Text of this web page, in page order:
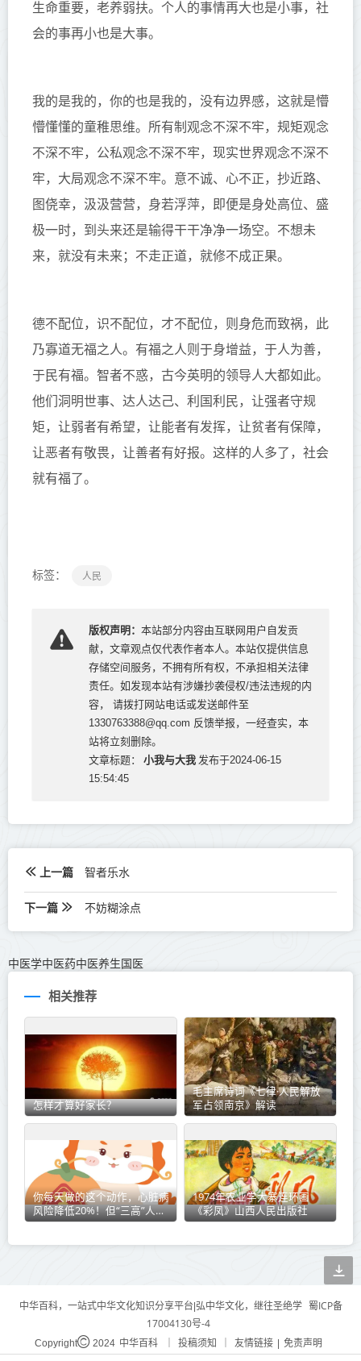
生命重要，老养弱扶。 个人的事情再大也是小事，社
会的事再小也是大事。
我的是我的，你的也是我的， 没有边界感，这就是懵
懵懂懂的童稚思维。 所有制观念不深不牢，规矩观念
不深不牢，公私观念不深不牢，现实世界观念不深不
牢，大局观念不深不牢。 意不诚、心不正，抄近路、
图侥幸，汲汲营营，身若浮萍，即便是身处高位、盛
极一时，到头来还是输得干干净净一场空。 不想未
来，就没有未来 ；不走正道，就修不成正果。
德不配位，识不配位，才不配位，则 身危而致祸，此
乃寡道无福之人。有福之人则于身增益， 于人为善，
于民有福。智者不惑，古今英明的领导人大都如此。
他们洞明世事、达人达己、利国利民，让强者守规
矩， 让弱者有希望，让能者有发挥， 让贫者有保障，
让恶者有敬畏，让善者有好报。 这样的人多了，社会
就有福了。
标签： 人民
版权声明： 本站部分内容由互联网用户自发贡
献，文章观点仅代表作者本人。本站仅提供信息
存储空间服务，不拥有所有权，不承担相关法律
责任。如发现本站有涉嫌抄袭侵权/违法违规的内
容， 请拨打网站电话或发送邮件至
1330763388@qq.com 反馈举报，一经查实，本
站将立刻删除。
文章标题：
小我与大我 发布于2024-06-15
15:54:45
上一篇 智者乐水
下一篇 不妨糊涂点
中医学中医药中医养生国医
相关推荐
怎样才算好家长？
毛主席诗词《七律·人民解放
军占领南京》解读
你每天做的这个动作，心脏病
风险降低20%！但“三高”人群
请这样做
1974年农业学大寨连环画
《彩凤》山西人民出版社
中华百科，一站式中华文化知识分享平台|弘中华文化，继往圣绝学 蜀ICP备
17004130号-4
Copyright 2024 中华百科 投稿须知 友情链接 免责声明